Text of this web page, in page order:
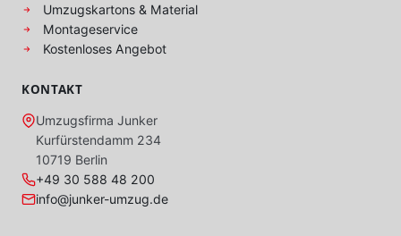
Umzugskartons & Material
Montageservice
Kostenloses Angebot
KONTAKT
Umzugsfirma Junker
Kurfürstendamm 234
10719 Berlin
+49 30 588 48 200
info@junker-umzug.de